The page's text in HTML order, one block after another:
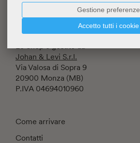
Accetto tutti i cookie
Gestione preferenze
20122 Milano (MI) - Italia
C.F. 94634860152
Lo Shop è gestito da
Johan & Levi S.r.l.
Via Valosa di Sopra 9
20900 Monza (MB)
P.IVA 04694010960
Come arrivare
Contatti